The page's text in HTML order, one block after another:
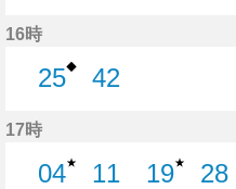
16時
25◆
42
17時
04★
11
19★
28